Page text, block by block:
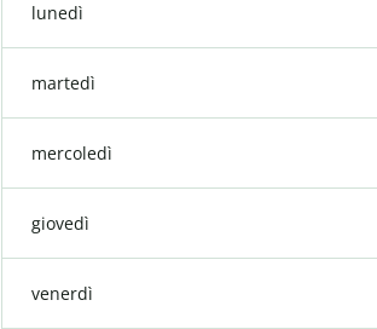
lunedì
martedì
mercoledì
giovedì
venerdì